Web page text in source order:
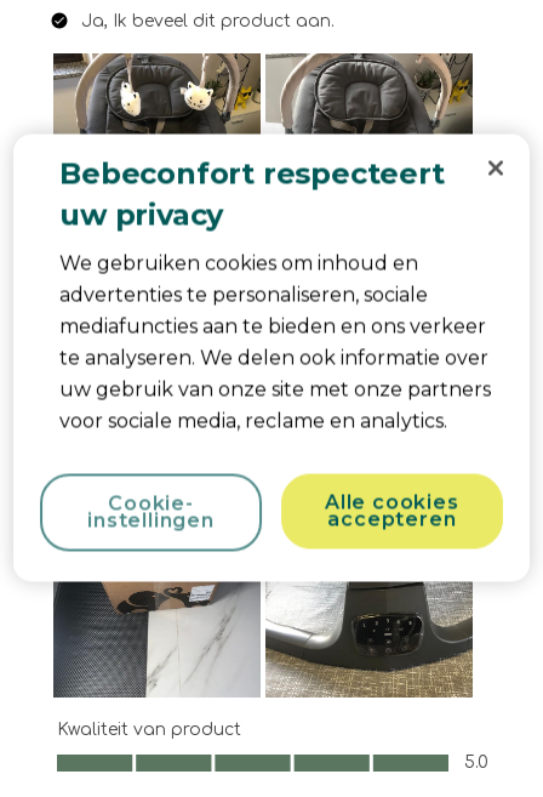
Ja, Ik beveel dit product aan.
Kwaliteit van product
Kwaliteit van product, 5.0 van 5
5.0
Bebeconfort respecteert
uw privacy
We gebruiken cookies om inhoud en
advertenties te personaliseren, sociale
mediafuncties aan te bieden en ons verkeer
te analyseren. We delen ook informatie over
uw gebruik van onze site met onze partners
voor sociale media, reclame en analytics.
Alle cookies
accepteren
Cookie-
instellingen